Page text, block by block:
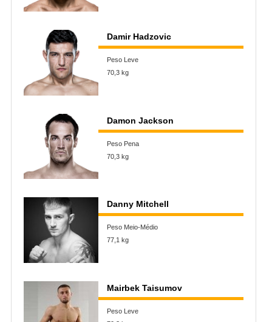
Damir Hadzovic
Peso Leve
70,3 kg
Damon Jackson
Peso Pena
70,3 kg
Danny Mitchell
Peso Meio-Médio
77,1 kg
Mairbek Taisumov
Peso Leve